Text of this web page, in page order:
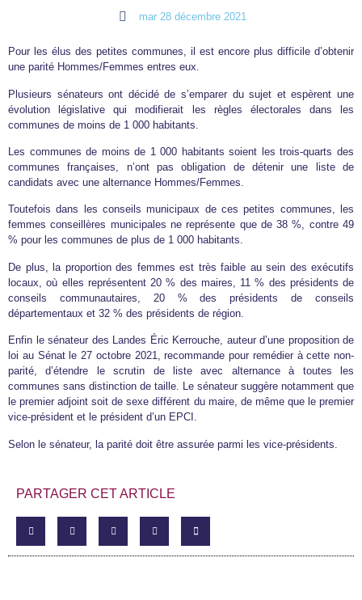
mar 28 décembre 2021
Pour les élus des petites communes, il est encore plus difficile d’obtenir
une parité Hommes/Femmes entres eux.
Plusieurs sénateurs ont décidé de s’emparer du sujet et espèrent une
évolution législative qui modifierait les règles électorales dans les
communes de moins de 1 000 habitants.
Les communes de moins de 1 000 habitants soient les trois-quarts des
communes françaises, n’ont pas obligation de détenir une liste de
candidats avec une alternance Hommes/Femmes.
Toutefois dans les conseils municipaux de ces petites communes, les
femmes conseillères municipales ne représente que de 38 %, contre 49
% pour les communes de plus de 1 000 habitants.
De plus, la proportion des femmes est très faible au sein des exécutifs
locaux, où elles représentent 20 % des maires, 11 % des présidents de
conseils communautaires, 20 % des présidents de conseils
départementaux et 32 % des présidents de région.
Enfin le sénateur des Landes Éric Kerrouche, auteur d’une proposition de
loi au Sénat le 27 octobre 2021, recommande pour remédier à cette non-
parité, d’étendre le scrutin de liste avec alternance à toutes les
communes sans distinction de taille. Le sénateur suggère notamment que
le premier adjoint soit de sexe différent du maire, de même que le premier
vice-président et le président d’un EPCI.
Selon le sénateur, la parité doit être assurée parmi les vice-présidents.
PARTAGER CET ARTICLE